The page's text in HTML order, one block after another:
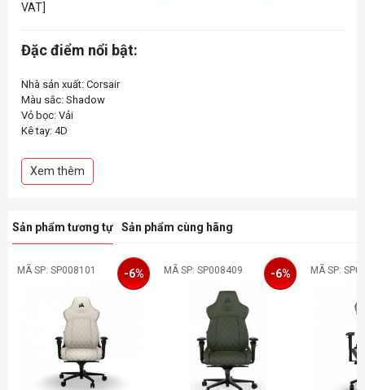
VAT]
Đặc điểm nổi bật:
Nhà sản xuất: Corsair
Màu sắc: Shadow
Vỏ bọc: Vải
Kê tay: 4D
Chiều cao tựa lưng: 80cm
Chiều rộng tựa lưng: 54-58 cm
Xem thêm
Sản phẩm tương tự Sản phẩm cùng hãng
MÃ SP: SP008101 -6% MÃ SP: SP008409 -6% MÃ SP: